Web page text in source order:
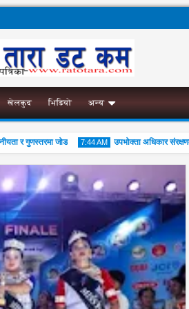
खेलकुद भिडियो अन्य
र गुणस्तरमा जोड 7:44 AM
01 Aug
2026
उपभोक्ता अधिकार संरक्षणका